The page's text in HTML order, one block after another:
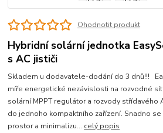
Ohodnotit produkt
Hybridní solární jednotka
s AC jističi
Skladem u dodavatele-dodání do 3 dnů!!!
míře energetické nezávislosti na rozvodné
solární MPPT regulátor a rozvody střídavého
do jednoho kompaktního zařízení. Snadno
prostor a minimalizu... celý popis